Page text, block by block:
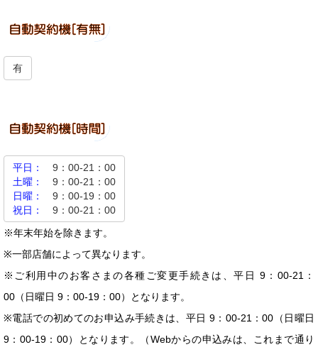
有
平日：
9：00-21：00
土曜：
9：00-21：00
日曜：
9：00-19：00
祝日：
9：00-21：00
※年末年始を除きます。
※一部店舗によって異なります。
※ご利用中のお客さまの各種ご変更手続きは、平日 9：00-21：
00（日曜日 9：00-19：00）となります。
※電話での初めてのお申込み手続きは、平日 9：00-21：00（日曜日
9：00-19：00）となります。（Webからの申込みは、これまで通り